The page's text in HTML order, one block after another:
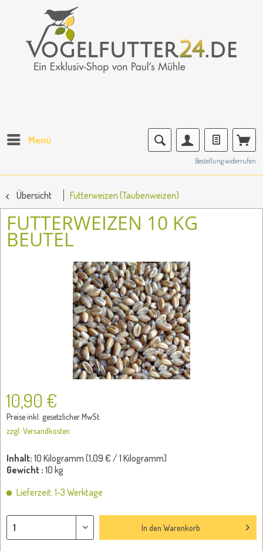
Menü
Bestellung widerrufen
Übersicht Futterweizen (Taubenweizen)
FUTTERWEIZEN 10 KG
BEUTEL
10,90 €
Preise inkl. gesetzlicher MwSt.
zzgl. Versandkosten
Inhalt: 10 Kilogramm (1,09 € / 1 Kilogramm)
Gewicht : 10 kg
Lieferzeit: 1-3 Werktage
In den Warenkorb